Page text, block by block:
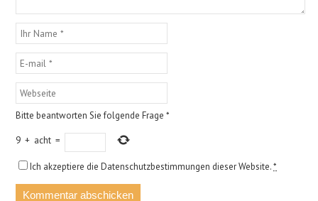
Bitte beantworten Sie folgende Frage *
9 + acht =
Ich akzeptiere die Datenschutzbestimmungen dieser Website.*